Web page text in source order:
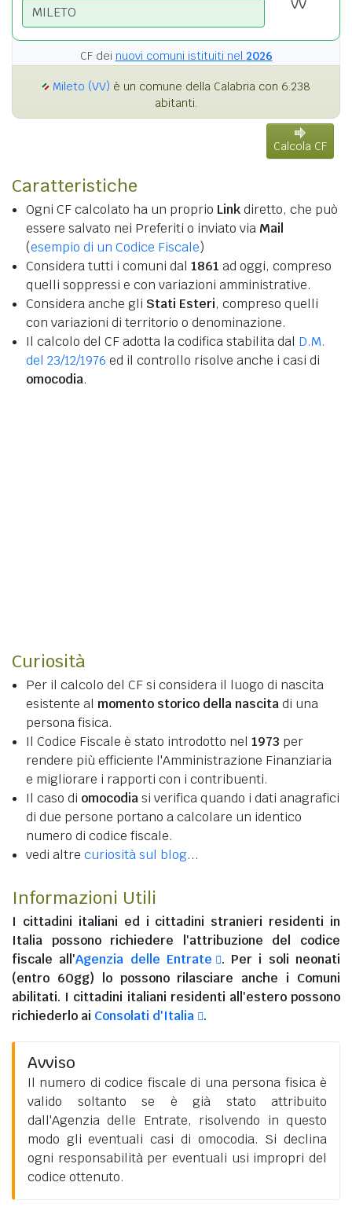
CF dei nuovi comuni istituiti nel 2026
Mileto (VV) è un comune della Calabria con 6.238
abitanti.
Calcola CF
Caratteristiche
Ogni CF calcolato ha un proprio Linkdiretto, che può
essere salvato nei Preferiti o inviato via Mail
(esempio di un Codice Fiscale)
Considera tutti i comuni dal 1861 ad oggi, compreso
quelli soppressi e con variazioni amministrative.
Considera anche gli Stati Esteri, compreso quelli
con variazioni di territorio o denominazione.
Il calcolo del CF adotta la codifica stabilita dal D.M.
del 23/12/1976 ed il controllo risolve anche i casi di
omocodia.
Curiosità
Per il calcolo del CF si considera il luogo di nascita
esistente al momento storico della nascitadi una
persona fisica.
Il Codice Fiscale è stato introdotto nel 1973 per
rendere più efficiente l'Amministrazione Finanziaria
e migliorare i rapporti con i contribuenti.
Il caso di omocodiasi verifica quando i dati anagrafici
di due persone portano a calcolare un identico
numero di codice fiscale.
vedi altre curiosità sul blog...
Informazioni Utili
I cittadini italiani ed i cittadini stranieri residenti in
Italia possono richiedere l'attribuzione del codice
fiscale all'Agenzia delle Entrate
. Per i soli neonati
(entro 60gg) lo possono rilasciare anche i Comuni
abilitati. I cittadini italiani residenti all'esteropossono
richiederlo ai Consolati d'Italia .
Avviso
Il numero di codice fiscale di una persona fisica è
valido soltanto se è già stato attribuito
dall'Agenzia delle Entrate, risolvendo in questo
modo gli eventuali casi di omocodia. Si declina
ogni responsabilità per eventuali usi impropri del
codice ottenuto.